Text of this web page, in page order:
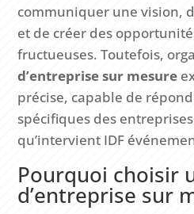
communiquer une vision,
et de créer des
fructueuses. Toutefois,
d’entreprise sur mesure
précise, capable de
spécifiques des
qu’intervient IDF
Pourquoi choisir
d’entreprise sur